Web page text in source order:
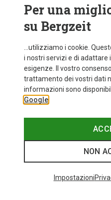
Per una
su Bergzeit
...utilizziamo i cookie.
i nostri servizi e di adattare
esigenze. Il vostro
trattamento dei vostri dati
informazioni sono
Google
NON
Impostazioni